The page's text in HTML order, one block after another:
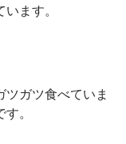
ます。
ガツ食べていま
。